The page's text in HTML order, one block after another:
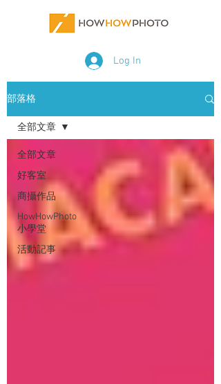
Log In
部落格
全部文章
好客室
商攝作品
HowHowPhoto
小學堂
活動記事
全部文章